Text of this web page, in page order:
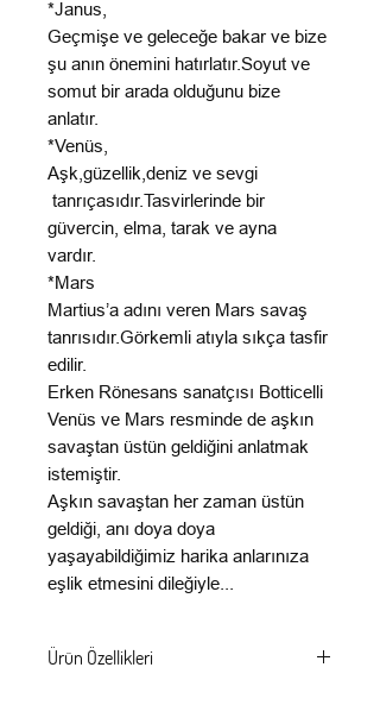
*Janus,
Geçmişe ve geleceğe bakar ve bize
şu anın önemini hatırlatır.Soyut ve
somut bir arada olduğunu bize
anlatır.
*Venüs,
Aşk,güzellik,deniz ve sevgi
tanrıçasıdır.Tasvirlerinde bir
güvercin, elma, tarak ve ayna
vardır.
*Mars
Martius’a adını veren Mars savaş
tanrısıdır.Görkemli atıyla sıkça tasfir
edilir.
Erken Rönesans sanatçısı Botticelli
Venüs ve Mars resminde de aşkın
savaştan üstün geldiğini anlatmak
istemiştir.
Aşkın savaştan her zaman üstün
geldiği, anı doya doya
yaşayabildiğimiz harika anlarınıza
eşlik etmesini dileğiyle...
Ürün Özellikleri